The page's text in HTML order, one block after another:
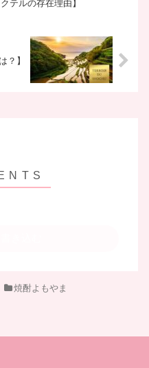
テルの存在理由】
？】
焼酎よもやま